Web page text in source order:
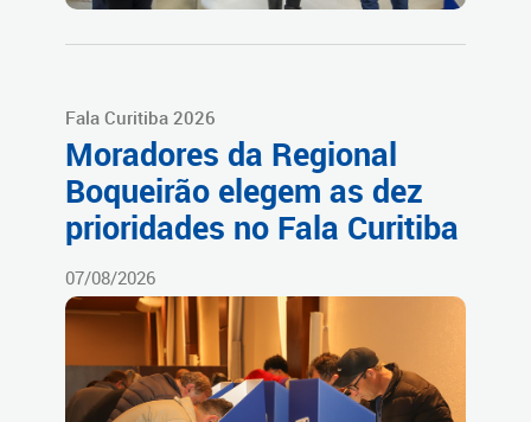
Fala Curitiba 2026
Moradores da Regional
Boqueirão elegem as dez
prioridades no Fala Curitiba
07/08/2026